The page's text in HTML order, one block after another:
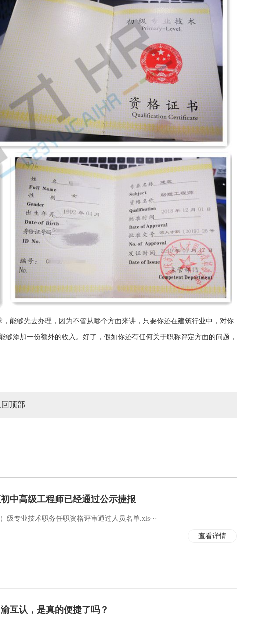
能够先去办理，因为不管从哪个方面来讲，只要你还在建筑行业中，对你
添加一份额外的收入。好了，假如你还有任何关于职称评定方面的问题，
顶部
中高级工程师已经通过公示捷报
级专业技术职务任职资格评审通过人员名单.xls···
查看详情
互认，是真的便捷了吗？